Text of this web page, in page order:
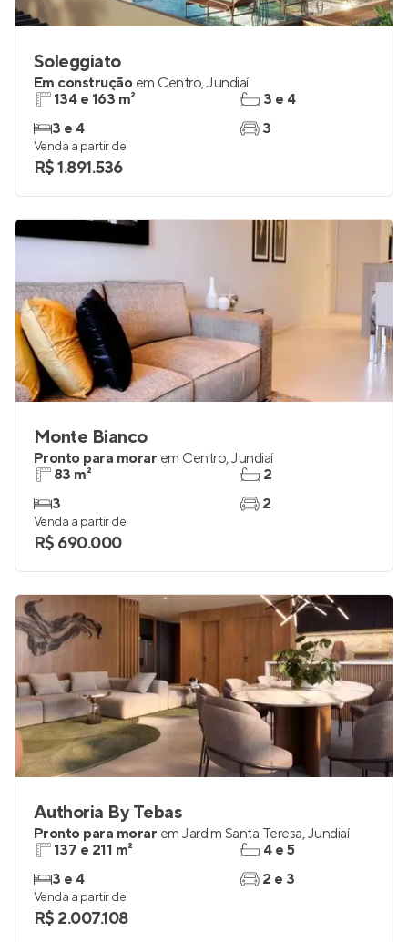
Soleggiato
Em construção em Centro,Jundiaí
134 e 163 m²
3 e 4
3 e 4
3
Venda a partir de
R$ 1.891.536
Monte Bianco
Pronto para morar em Centro,Jundiaí
83 m²
3
2
2
Venda a partir de
R$ 690.000
Authoria By Tebas
Pronto para morar em Jardim Santa Teresa,Jundiaí
137 e 211 m²
3 e 4
4 e 5
2 e 3
Venda a partir de
R$ 2.007.108